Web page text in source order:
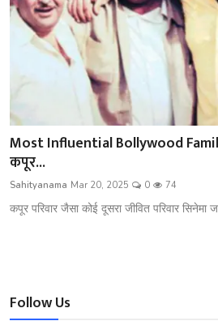
होम
कहानी
आलेख
शख्सियत
धरोहर
उपन्यास
Most Influential Bollywood
कपूर...
Sahityanama Mar 20, 2025 0 74
कपूर परिवार जैसा कोई दूसरा जीवित परिवार
Follow Us